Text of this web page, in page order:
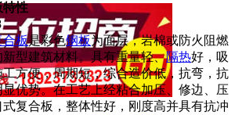
特性
合板是彩色钢板为面层，岩棉或防火阻燃
型建筑材料。具有重量轻、隔热好，吸
方便，周期短，综合造价低，抗弯，抗
优势。在工艺上经粘合加压、修边、压
复合板，整体性好，刚度高并具有抗冲